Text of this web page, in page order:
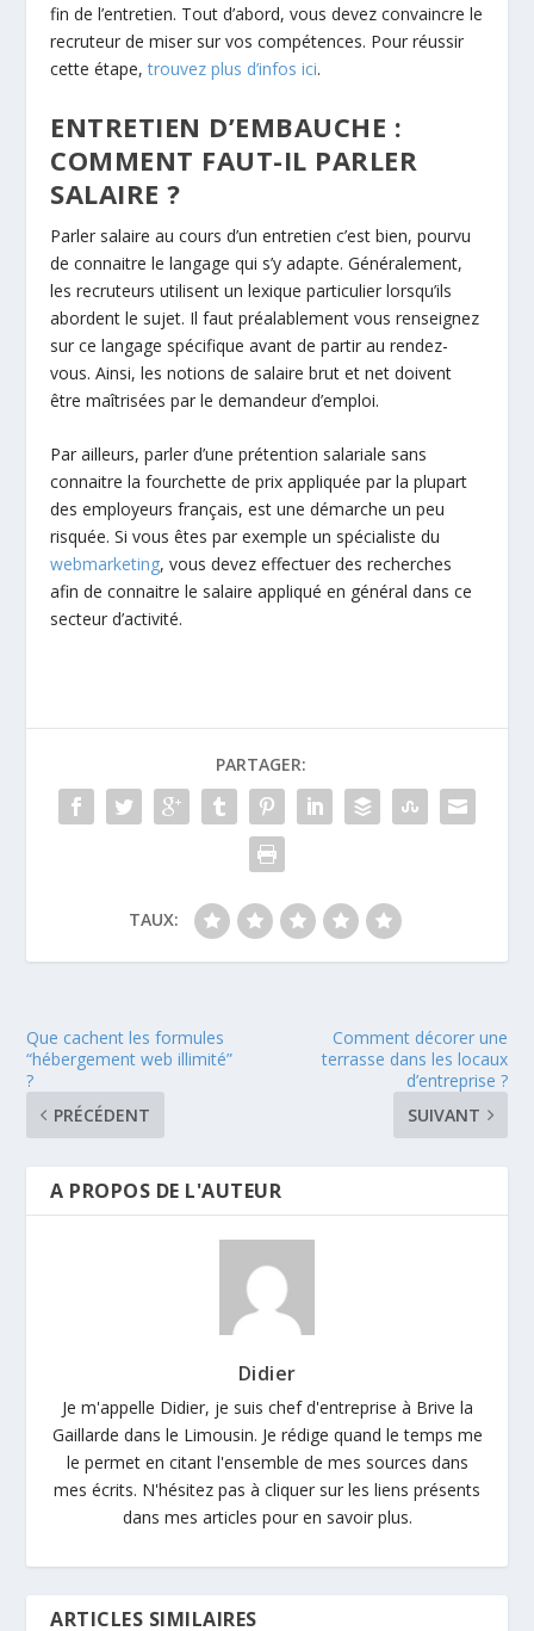
fin de l’entretien. Tout d’abord, vous devez convaincre le
recruteur de miser sur vos compétences. Pour réussir
cette étape,trouvez plus d’infos ici.
ENTRETIEN D’EMBAUCHE :
COMMENT FAUT-IL PARLER
SALAIRE ?
Parler salaire au cours d’un entretien c’est bien, pourvu
de connaitre le langage qui s’y adapte. Généralement,
les recruteurs utilisent un lexique particulier lorsqu’ils
abordent le sujet. Il faut préalablement vous renseignez
sur ce langage spécifique avant de partir au rendez-
vous. Ainsi, les notions de salaire brut et net doivent
être maîtrisées par le demandeur d’emploi.
Par ailleurs, parler d’une prétention salariale sans
connaitre la fourchette de prix appliquée par la plupart
des employeurs français, est une démarche un peu
risquée. Si vous êtes par exemple un spécialiste du
webmarketing, vous devez effectuer des recherches
afin de connaitre le salaire appliqué en général dans ce
secteur d’activité.
PARTAGER:
TAUX:
Que cachent les formules
“hébergement web illimité”
?
PRÉCÉDENT
Comment décorer une
terrasse dans les locaux
d’entreprise ?
SUIVANT
A PROPOS DE L'AUTEUR
Didier
Je m'appelle Didier, je suis chef d'entreprise à Brive la
Gaillarde dans le Limousin. Je rédige quand le temps me
le permet en citant l'ensemble de mes sources dans
mes écrits. N'hésitez pas à cliquer sur les liens présents
dans mes articles pour en savoir plus.
ARTICLES SIMILAIRES